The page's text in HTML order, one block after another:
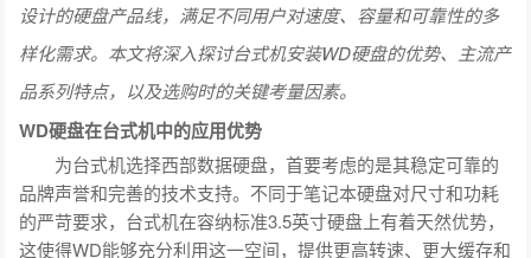
设计的硬盘产品线，满足不同用户对速度、容量和可靠性的多
样化需求。本文将深入探讨台式机安装WD硬盘的优势、主流产
品系列特点，以及选购时的关键考量因素。
WD硬盘在台式机中的应用优势
为台式机选择西部数据硬盘，首要考虑的是其稳定可靠的
品牌声誉和完善的技术支持。不同于笔记本硬盘对尺寸和功耗
的严苛要求，台式机在容纳标准3.5英寸硬盘上有着天然优势，
这使得WD能够充分利用这一空间，提供更高转速、更大缓存和